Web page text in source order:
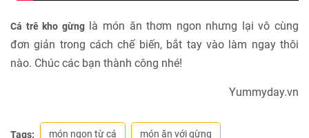
Cá trê kho gừnglà món ăn thơm ngon nhưng lại vô cùng
đơn giản trong cách chế biến, bắt tay vào làm ngay thôi
nào. Chúc các bạn thành công nhé!
Yummyday.vn
Tags: món ngon từ cá món ăn với gừng